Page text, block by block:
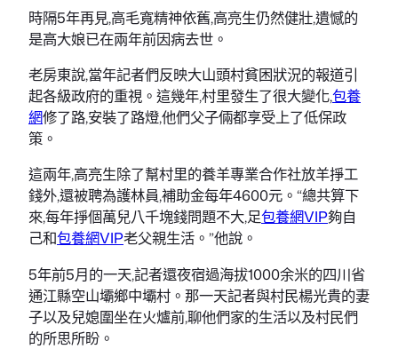
時隔5年再見,高毛寬精神依舊,高亮生仍然健壯,遺憾的
是高大娘已在兩年前因病去世。
老房東說,當年記者們反映大山頭村貧困狀況的報道引
起各級政府的重視。這幾年,村里發生了很大變化,包養
網修了路,安裝了路燈,他們父子倆都享受上了低保政
策。
這兩年,高亮生除了幫村里的養羊專業合作社放羊掙工
錢外,還被聘為護林員,補助金每年4600元。“總共算下
來,每年掙個萬兒八千塊錢問題不大,足包養網VIP夠自
己和包養網VIP老父親生活。”他說。
5年前5月的一天,記者還夜宿過海拔1000余米的四川省
通江縣空山壩鄉中壩村。那一天記者與村民楊光貴的妻
子以及兒媳圍坐在火爐前,聊他們家的生活以及村民們
的所思所盼。